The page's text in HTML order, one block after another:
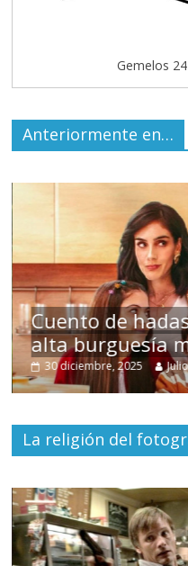
Gemelos
Anteriormente en…
Cuento de
alta burguesía
30 diciembre, 2025
La religión del